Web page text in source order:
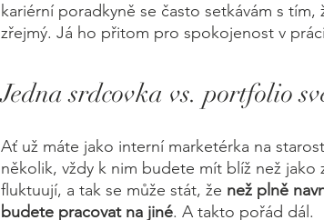
kariérní poradkyně se často setkávám s
zřejmý. Já ho přitom pro spokojenost v
Jedna srdcovka vs. portfolio
Ať už máte jako interní marketérka na
několik, vždy k nim budete mít blíž než jako
fluktuují, a tak se může stát, že než plně
budete pracovat na jiné. A takto pořád dál.